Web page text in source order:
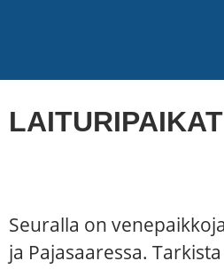
LAITURIPAIKAT
Seuralla on
ja Pajasaaressa.